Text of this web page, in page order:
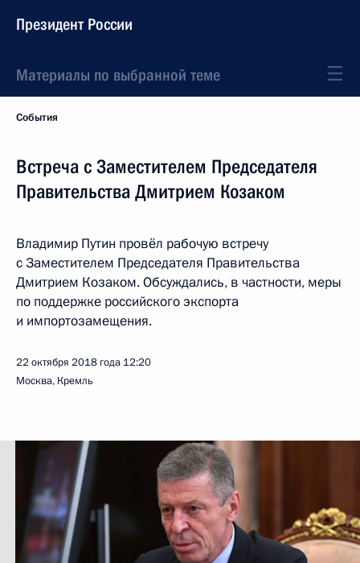
Президент России
Материалы по выбранной теме
События
Встреча с Заместителем Председателя
Правительства Дмитрием Козаком
Владимир Путин провёл рабочую встречу
с Заместителем Председателя Правительства
Дмитрием Козаком. Обсуждались, в частности, меры
по поддержке российского экспорта
и импортозамещения.
22 октября 2018 года 12:20
Москва, Кремль